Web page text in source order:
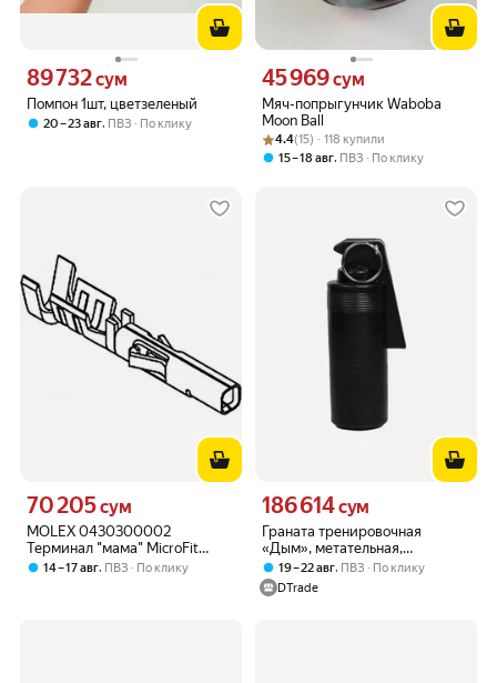
Помпон 1шт, цветзеленый
Цена 89732 сум вместо
89 732сум
20 – 23 авг, ПВЗ По клику
Мяч-попрыгунчик Waboba
Moon Ball
Цена 45969 сум вместо
45 969сум
Рейтинг товара: 4.4 из 5
Оценок: (15) · 118 купили
4.4(15) · 118 купили
15 – 18 авг, ПВЗ По клику
MOLEX 0430300002
Терминал "мама" MicroFit
AWG20-24 золоч. 15мк на
Цена 70205 сум вместо
70 205сум
14 – 17 авг, ПВЗ По клику
Граната тренировочная
«Дым», метательная,
резиновая
Цена 186614 сум вместо
186 614сум
19 – 22 авг, ПВЗ
По клику
DTrade